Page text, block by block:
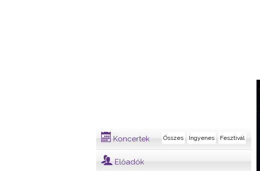
Koncertek Fesztivál
Ingyenes
Összes
Előadók